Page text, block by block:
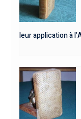
leur application à